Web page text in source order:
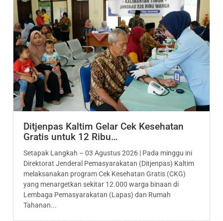
Ditjenpas Kaltim Gelar Cek Kesehatan
Gratis untuk 12 Ribu…
Setapak Langkah – 03 Agustus 2026 | Pada minggu ini
Direktorat Jenderal Pemasyarakatan (Ditjenpas) Kaltim
melaksanakan program Cek Kesehatan Gratis (CKG)
yang menargetkan sekitar 12.000 warga binaan di
Lembaga Pemasyarakatan (Lapas) dan Rumah
Tahanan...